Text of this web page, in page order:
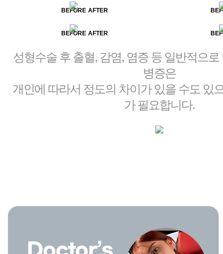
BEFORE AFTER
BEFORE AFTER
성형수술 후 출혈, 감염, 염증 등 일반적으
병증은
개인에 따라서 정도의 차이가 있을 수도 있
가 필요합니다.